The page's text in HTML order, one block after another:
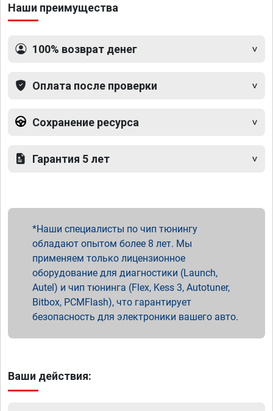
Наши преимущества
100% возврат денег
Оплата после проверки
Сохранение ресурса
Гарантия 5 лет
Наши специалисты по чип тюнингу
обладают опытом более 8 лет. Мы
применяем только лицензионное
оборудование для диагностики (Launch,
Autel) и чип тюнинга (Flex, Kess 3, Autotuner,
Bitbox, PCMFlash), что гарантирует
безопасность для электроники вашего авто.
Ваши действия: